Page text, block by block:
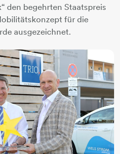
den begehrten Staatspreis
für die
ausgezeichnet.